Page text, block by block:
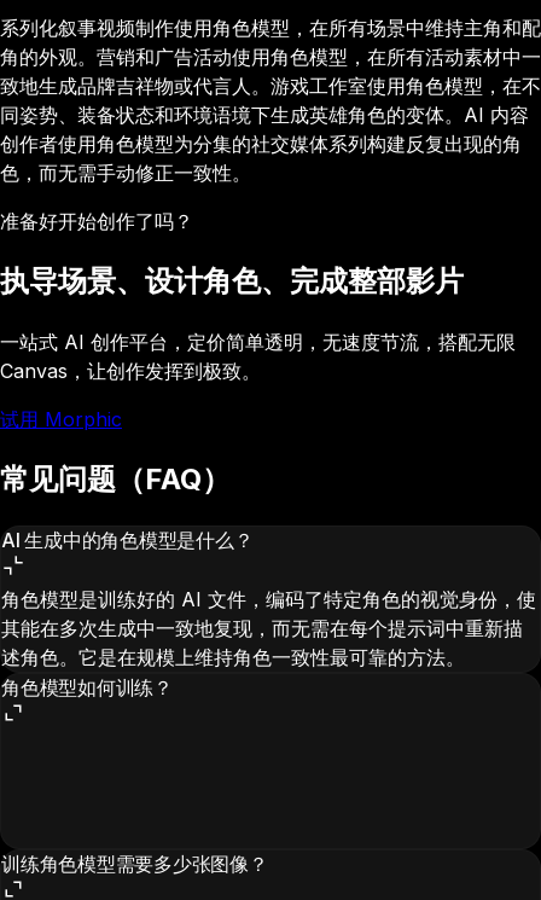
系列化叙事视频制作使用角色模型，在所有场景中维持主角和配
角的外观。营销和广告活动使用角色模型，在所有活动素材中一
致地生成品牌吉祥物或代言人。游戏工作室使用角色模型，在不
同姿势、装备状态和环境语境下生成英雄角色的变体。AI 内容
创作者使用角色模型为分集的社交媒体系列构建反复出现的角
色，而无需手动修正一致性。
准备好开始创作了吗？
执导场景、设计角色、完成整部影片
一站式 AI 创作平台，定价简单透明，无速度节流，搭配无限
Canvas，让创作发挥到极致。
试用 Morphic
常见问题（FAQ）
AI 生成中的角色模型是什么？
角色模型是训练好的 AI 文件，编码了特定角色的视觉身份，使
其能在多次生成中一致地复现，而无需在每个提示词中重新描
述角色。它是在规模上维持角色一致性最可靠的方法。
角色模型如何训练？
训练角色模型需要多少张图像？